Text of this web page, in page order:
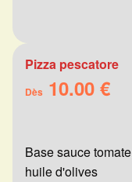
Pizza pescatore
Dès 10.00 €
Base sauce
huile d'olives